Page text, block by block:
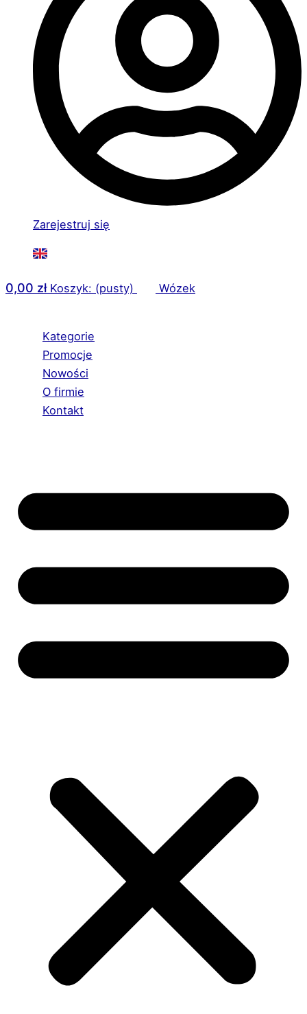
Zarejestruj się
0,00 zł Koszyk: (pusty) Wózek
Kategorie
Promocje
Nowości
O firmie
Kontakt